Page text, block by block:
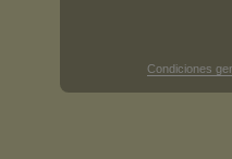
Condiciones